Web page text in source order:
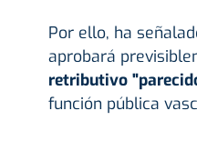
Por ello, ha
aprobará
retributivo
función pública